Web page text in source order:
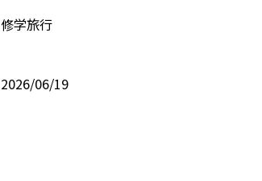
修学旅行
2026/06/19